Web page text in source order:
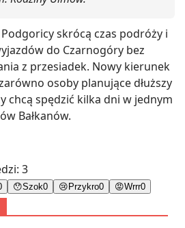
skrócą czas podróży i
do Czarnogóry bez
z przesiadek. Nowy kierunek
osoby planujące dłuższy
chcą spędzić kilka dni w jednym
Bałkanów.
3
😯Szok0 😢Przykro0 😡Wrrr0